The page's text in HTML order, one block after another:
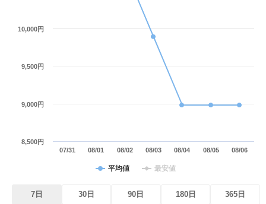
平均値 最安値
07/31 08/01 08/02 08/03 08/04 08/05 08/06
8,500円
9,000円
9,500円
10,000円
7日 30日 90日 180日 365日